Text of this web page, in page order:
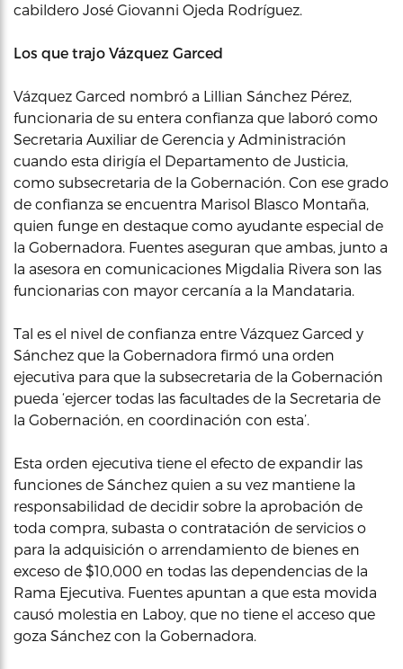
cabildero José Giovanni Ojeda Rodríguez.
Los que trajo Vázquez Garced
Vázquez Garced nombró a Lillian Sánchez Pérez,
funcionaria de su entera confianza que laboró como
Secretaria Auxiliar de Gerencia y Administración
cuando esta dirigía el Departamento de Justicia,
como subsecretaria de la Gobernación. Con ese grado
de confianza se encuentra Marisol Blasco Montaña,
quien funge en destaque como ayudante especial de
la Gobernadora. Fuentes aseguran que ambas, junto a
la asesora en comunicaciones Migdalia Rivera son las
funcionarias con mayor cercanía a la Mandataria.
Tal es el nivel de confianza entre Vázquez Garced y
Sánchez que la Gobernadora firmó una orden
ejecutiva para que la subsecretaria de la Gobernación
pueda ‘ejercer todas las facultades de la Secretaria de
la Gobernación, en coordinación con esta’.
Esta orden ejecutiva tiene el efecto de expandir las
funciones de Sánchez quien a su vez mantiene la
responsabilidad de decidir sobre la aprobación de
toda compra, subasta o contratación de servicios o
para la adquisición o arrendamiento de bienes en
exceso de $10,000 en todas las dependencias de la
Rama Ejecutiva. Fuentes apuntan a que esta movida
causó molestia en Laboy, que no tiene el acceso que
goza Sánchez con la Gobernadora.